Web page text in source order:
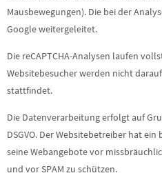
Mausbewegungen). Die bei der
Google weitergeleitet.
Die reCAPTCHA-Analysen laufen
Websitebesucher werden nicht
stattfindet.
Die Datenverarbeitung erfolgt auf
DSGVO. Der Websitebetreiber hat
seine Webangebote vor
und vor SPAM zu schützen.